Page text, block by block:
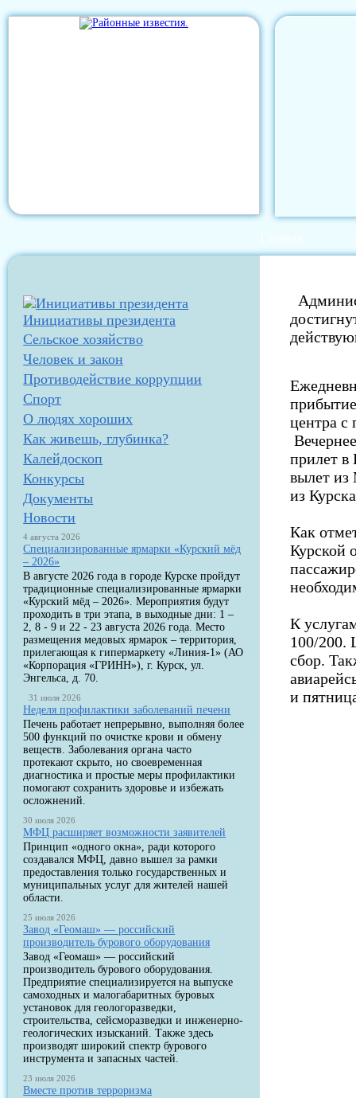
Инициативы президента
Сельское хозяйство
Человек и закон
Противодействие коррупции
Спорт
О людях хороших
Как живешь, глубинка?
Калейдоскоп
Конкурсы
Документы
Новости
4 августа 2026
Специализированные ярмарки «Курский мёд
– 2026»
В августе 2026 года в городе Курске пройдут
традиционные специализированные ярмарки
«Курский мёд – 2026». Мероприятия будут
проходить в три этапа, в выходные дни: 1 –
2, 8 - 9 и 22 - 23 августа 2026 года. Место
размещения медовых ярмарок – территория,
прилегающая к гипермаркету «Линия-1» (АО
«Корпорация «ГРИНН»), г. Курск, ул.
Энгельса, д. 70.
31 июля 2026
Неделя профилактики заболеваний печени
Печень работает непрерывно, выполняя более
500 функций по очистке крови и обмену
веществ. Заболевания органа часто
протекают скрыто, но своевременная
диагностика и простые меры профилактики
помогают сохранить здоровье и избежать
осложнений.
30 июля 2026
МФЦ расширяет возможности заявителей
Принцип «одного окна», ради которого
создавался МФЦ, давно вышел за рамки
предоставления только государственных и
муниципальных услуг для жителей нашей
области.
25 июля 2026
Завод «Геомаш» — российский
производитель бурового оборудования
Завод «Геомаш» — российский
производитель бурового оборудования.
Предприятие специализируется на выпуске
самоходных и малогабаритных буровых
установок для геологоразведки,
строительства, сейсморазведки и инженерно-
геологических изысканий. Также здесь
производят широкий спектр бурового
инструмента и запасных частей.
23 июля 2026
Вместе против терроризма
центра с
прилет в
вылет
из
Как
Курской
К
100/200.
сбор.
и